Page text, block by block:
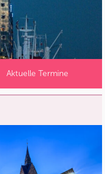
Aktuelle Termine